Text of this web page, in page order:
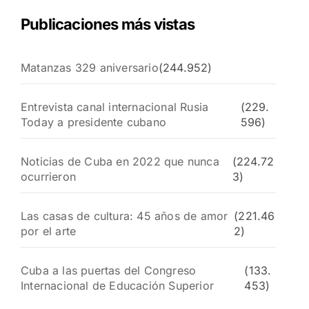
Publicaciones más vistas
Matanzas 329 aniversario(244.952)
Entrevista canal internacional Rusia
Today a presidente cubano
(229.
596)
Noticias de Cuba en 2022 que nunca
ocurrieron
(224.72
3)
Las casas de cultura: 45 años de amor
por el arte
(221.46
2)
Cuba a las puertas del Congreso
Internacional de Educación Superior
(133.
453)